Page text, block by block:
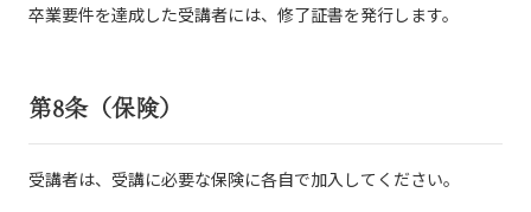
卒業要件を達成した受講者には、修了証書を発行します。
第8条（保険）
受講者は、受講に必要な保険に各自で加入してください。